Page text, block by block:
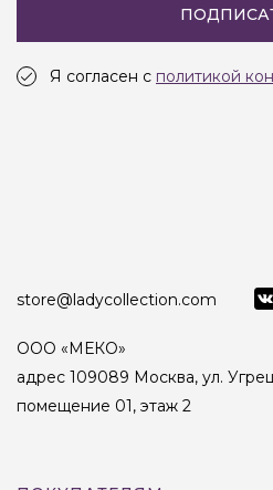
Я согласен с политикой
store@ladycollection.com
ООО «МЕКО»
адрес 109089 Москва, ул.
помещение 01, этаж 2